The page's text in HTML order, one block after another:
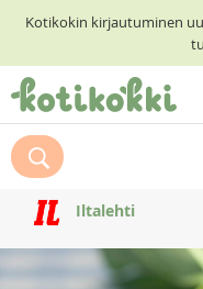
Kotikokin kirjautuminen
ETUSIVU
RESEPTIHAKU
RUOKATEEMAT
KESKUSTELUT
Iltalehti